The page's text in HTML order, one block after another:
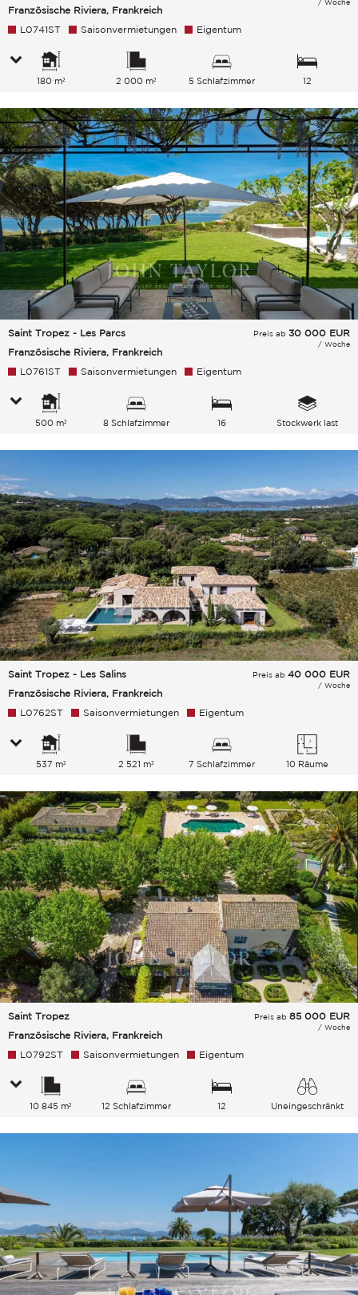
Französische Riviera, Frankreich
/ Woche
L0741ST Saisonvermietungen Eigentum
180 m² 2 000 m² 5 Schlafzimmer
12
Saint Tropez - Les Parcs
Französische Riviera, Frankreich
Preis ab 30 000 EUR
/ Woche
L0761ST Saisonvermietungen Eigentum
500 m² 8 Schlafzimmer
16
Stockwerk last
Saint Tropez - Les Salins
Französische Riviera, Frankreich
Preis ab 40 000 EUR
/ Woche
L0762ST Saisonvermietungen Eigentum
537 m² 2 521 m² 7 Schlafzimmer 10 Räume
Saint Tropez
Französische Riviera, Frankreich
Preis ab 85 000 EUR
/ Woche
L0792ST Saisonvermietungen Eigentum
10 845 m² 12 Schlafzimmer
12
Uneingeschränkt